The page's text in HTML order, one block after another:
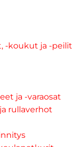
-koukut ja -peilit
ja -varaosat
rullaverhot